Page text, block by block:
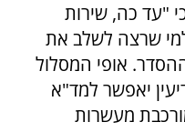
"עד כה, שירות
שרצה לשלב את
אופי המסלול
יאפשר למד"א
מעשרות